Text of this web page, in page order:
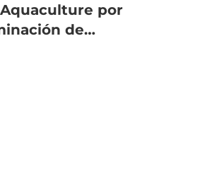
por
de